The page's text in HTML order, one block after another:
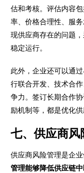
估和考核。评估内容
率、价格合理性、服
现供应商存在的问题
稳定运行。
此外，企业还可以通
行联合开发、技术合
争力。签订长期合作
励机制等，都是优化
七、供应商风
供应商风险管理是企
管理能够降低供应链